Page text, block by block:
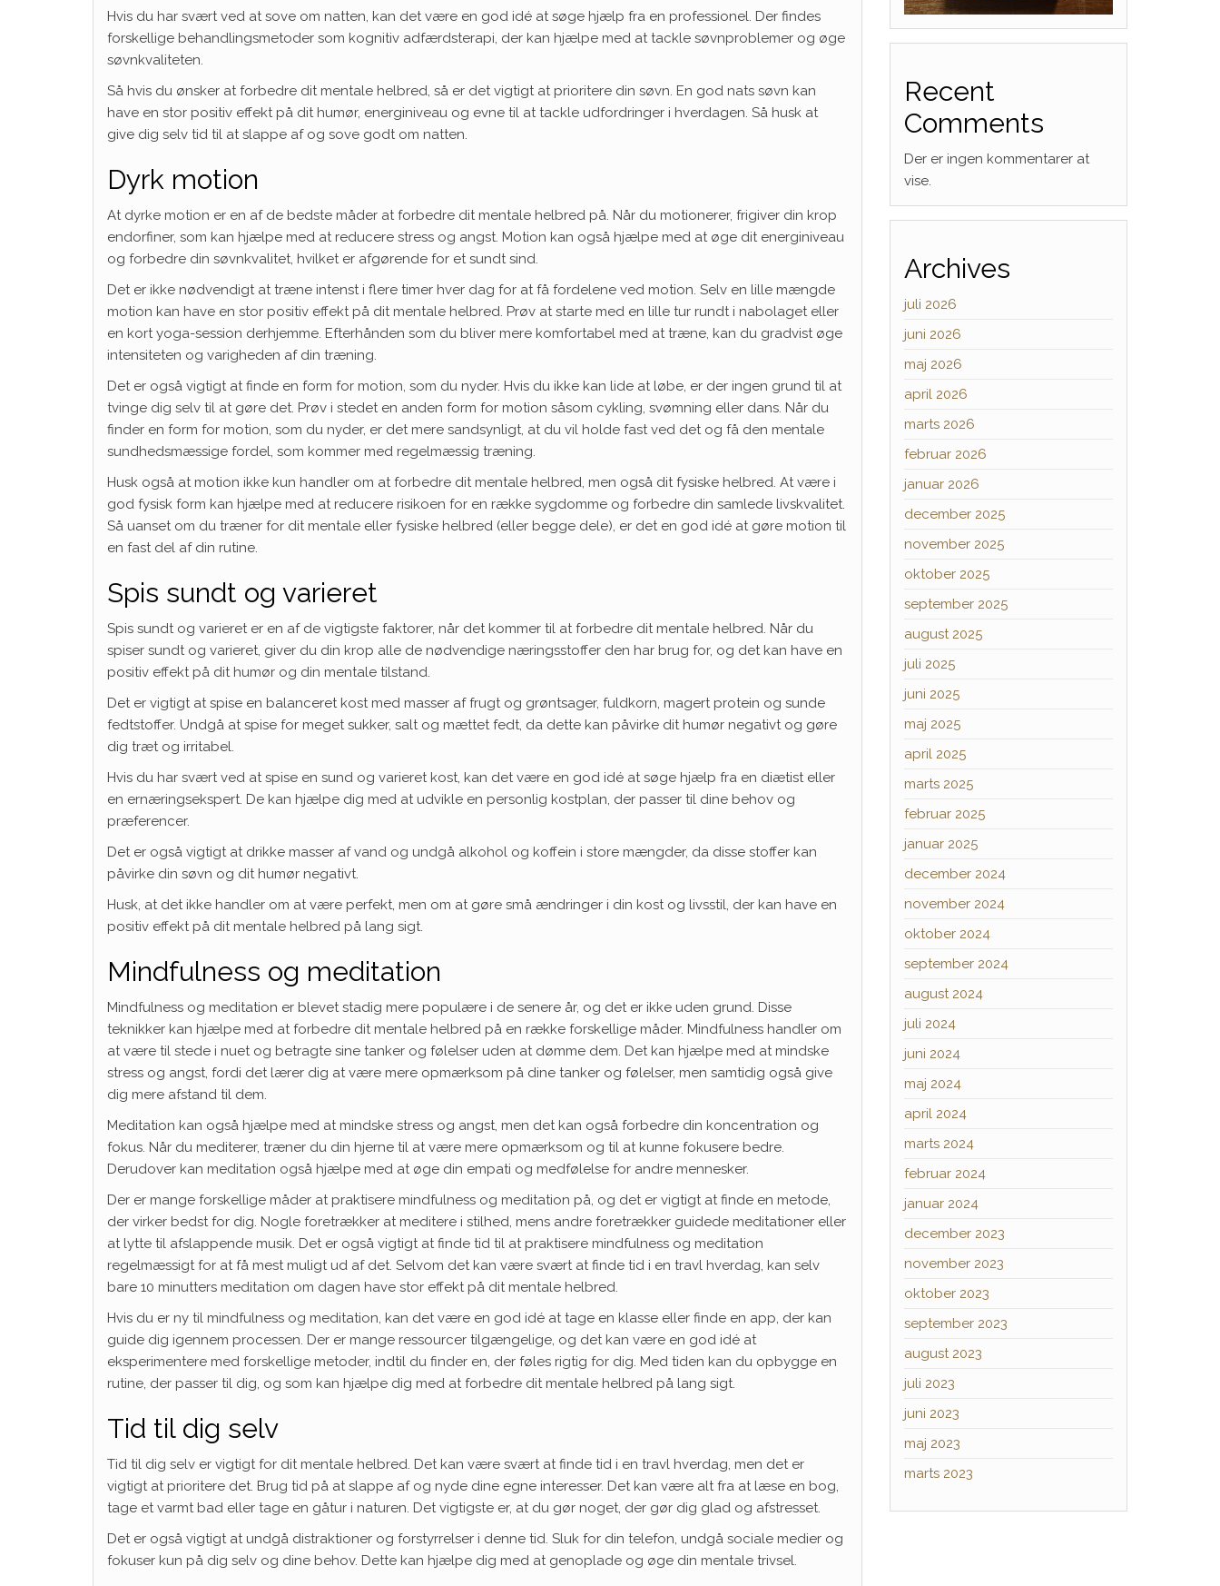
Hvis du har svært ved at sove om natten, kan det være en god idé at søge hjælp fra en professionel. Der findes
forskellige behandlingsmetoder som kognitiv adfærdsterapi, der kan hjælpe med at tackle søvnproblemer og øge
søvnkvaliteten.
Så hvis du ønsker at forbedre dit mentale helbred, så er det vigtigt at prioritere din søvn. En god nats søvn kan
have en stor positiv effekt på dit humør, energiniveau og evne til at tackle udfordringer i hverdagen. Så husk at
give dig selv tid til at slappe af og sove godt om natten.
Dyrk motion
At dyrke motion er en af de bedste måder at forbedre dit mentale helbred på. Når du motionerer, frigiver din krop
endorfiner, som kan hjælpe med at reducere stress og angst. Motion kan også hjælpe med at øge dit energiniveau
og forbedre din søvnkvalitet, hvilket er afgørende for et sundt sind.
Det er ikke nødvendigt at træne intenst i flere timer hver dag for at få fordelene ved motion. Selv en lille mængde
motion kan have en stor positiv effekt på dit mentale helbred. Prøv at starte med en lille tur rundt i nabolaget eller
en kort yoga-session derhjemme. Efterhånden som du bliver mere komfortabel med at træne, kan du gradvist øge
intensiteten og varigheden af din træning.
Det er også vigtigt at finde en form for motion, som du nyder. Hvis du ikke kan lide at løbe, er der ingen grund til at
tvinge dig selv til at gøre det. Prøv i stedet en anden form for motion såsom cykling, svømning eller dans. Når du
finder en form for motion, som du nyder, er det mere sandsynligt, at du vil holde fast ved det og få den mentale
sundhedsmæssige fordel, som kommer med regelmæssig træning.
Husk også at motion ikke kun handler om at forbedre dit mentale helbred, men også dit fysiske helbred. At være i
god fysisk form kan hjælpe med at reducere risikoen for en række sygdomme og forbedre din samlede livskvalitet.
Så uanset om du træner for dit mentale eller fysiske helbred (eller begge dele), er det en god idé at gøre motion til
en fast del af din rutine.
Spis sundt og varieret
Spis sundt og varieret er en af de vigtigste faktorer, når det kommer til at forbedre dit mentale helbred. Når du
spiser sundt og varieret, giver du din krop alle de nødvendige næringsstoffer den har brug for, og det kan have en
positiv effekt på dit humør og din mentale tilstand.
Det er vigtigt at spise en balanceret kost med masser af frugt og grøntsager, fuldkorn, magert protein og sunde
fedtstoffer. Undgå at spise for meget sukker, salt og mættet fedt, da dette kan påvirke dit humør negativt og gøre
dig træt og irritabel.
Hvis du har svært ved at spise en sund og varieret kost, kan det være en god idé at søge hjælp fra en diætist eller
en ernæringsekspert. De kan hjælpe dig med at udvikle en personlig kostplan, der passer til dine behov og
præferencer.
Det er også vigtigt at drikke masser af vand og undgå alkohol og koffein i store mængder, da disse stoffer kan
påvirke din søvn og dit humør negativt.
Husk, at det ikke handler om at være perfekt, men om at gøre små ændringer i din kost og livsstil, der kan have en
positiv effekt på dit mentale helbred på lang sigt.
Mindfulness og meditation
Mindfulness og meditation er blevet stadig mere populære i de senere år, og det er ikke uden grund. Disse
teknikker kan hjælpe med at forbedre dit mentale helbred på en række forskellige måder. Mindfulness handler om
at være til stede i nuet og betragte sine tanker og følelser uden at dømme dem. Det kan hjælpe med at mindske
stress og angst, fordi det lærer dig at være mere opmærksom på dine tanker og følelser, men samtidig også give
dig mere afstand til dem.
Meditation kan også hjælpe med at mindske stress og angst, men det kan også forbedre din koncentration og
fokus. Når du mediterer, træner du din hjerne til at være mere opmærksom og til at kunne fokusere bedre.
Derudover kan meditation også hjælpe med at øge din empati og medfølelse for andre mennesker.
Der er mange forskellige måder at praktisere mindfulness og meditation på, og det er vigtigt at finde en metode,
der virker bedst for dig. Nogle foretrækker at meditere i stilhed, mens andre foretrækker guidede meditationer eller
at lytte til afslappende musik. Det er også vigtigt at finde tid til at praktisere mindfulness og meditation
regelmæssigt for at få mest muligt ud af det. Selvom det kan være svært at finde tid i en travl hverdag, kan selv
bare 10 minutters meditation om dagen have stor effekt på dit mentale helbred.
Hvis du er ny til mindfulness og meditation, kan det være en god idé at tage en klasse eller finde en app, der kan
guide dig igennem processen. Der er mange ressourcer tilgængelige, og det kan være en god idé at
eksperimentere med forskellige metoder, indtil du finder en, der føles rigtig for dig. Med tiden kan du opbygge en
rutine, der passer til dig, og som kan hjælpe dig med at forbedre dit mentale helbred på lang sigt.
Tid til dig selv
Tid til dig selv er vigtigt for dit mentale helbred. Det kan være svært at finde tid i en travl hverdag, men det er
vigtigt at prioritere det. Brug tid på at slappe af og nyde dine egne interesser. Det kan være alt fra at læse en bog,
tage et varmt bad eller tage en gåtur i naturen. Det vigtigste er, at du gør noget, der gør dig glad og afstresset.
Det er også vigtigt at undgå distraktioner og forstyrrelser i denne tid. Sluk for din telefon, undgå sociale medier og
fokuser kun på dig selv og dine behov. Dette kan hjælpe dig med at genoplade og øge din mentale trivsel.
Recent
Comments
Der er ingen kommentarer at
vise.
Archives
juli 2026
juni 2026
maj 2026
april 2026
marts 2026
februar 2026
januar 2026
december 2025
november 2025
oktober 2025
september 2025
august 2025
juli 2025
juni 2025
maj 2025
april 2025
marts 2025
februar 2025
januar 2025
december 2024
november 2024
oktober 2024
september 2024
august 2024
juli 2024
juni 2024
maj 2024
april 2024
marts 2024
februar 2024
januar 2024
december 2023
november 2023
oktober 2023
september 2023
august 2023
juli 2023
juni 2023
maj 2023
marts 2023